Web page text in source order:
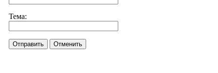
Тема:
Отправить Отменить